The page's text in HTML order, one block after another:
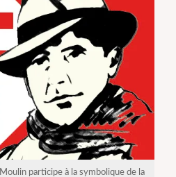
participe à la symbolique de la